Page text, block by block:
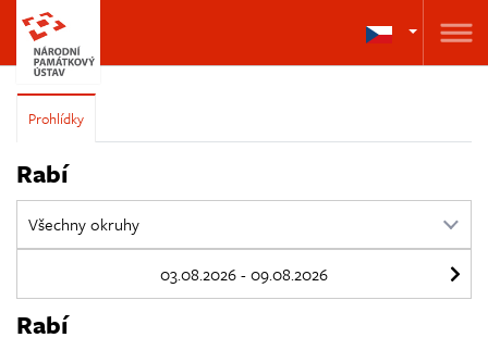
Prohlídky
Rabí
Rabí